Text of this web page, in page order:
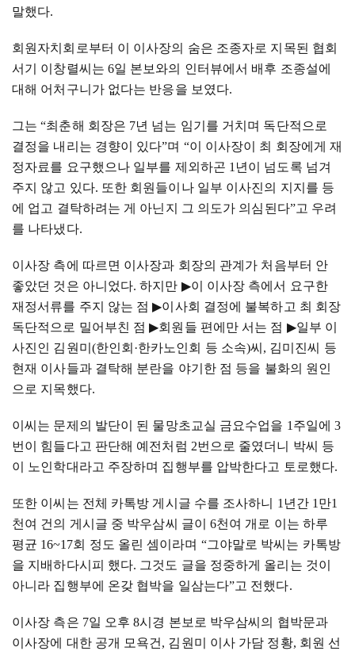
말했다.
회원자치회로부터 이 이사장의 숨은 조종자로 지목된 협회
서기 이창렬씨는 6일 본보와의 인터뷰에서 배후 조종설에
대해 어처구니가 없다는 반응을 보였다.
그는“최춘해 회장은 7년 넘는 임기를 거치며 독단적으로
결정을 내리는 경향이 있다”며 “이 이사장이 최 회장에게 재
정자료를 요구했으나 일부를 제외하곤 1 년이 넘도록 넘겨
주지 않고 있다. 또한 회원들이나 일부 이사진의 지지를 등
에 업고 결탁하려는 게 아닌지 그 의도가 의심된다”고 우려
를 나타냈다.
이사장 측에 따르면 이사장과 회장의 관계가 처음부터 안
좋았던 것은 아니었다.하지만 ▶이 이사장 측에서 요구한
재정서류를 주지 않는 점▶이사회 결정에 불복하고 최 회장
독단적으로 밀어부친 점▶회원들 편에만 서는 점 ▶일부 이
사진인 김원미 (한인회 ·한카노인회 등 소속)씨 , 김미진씨 등
현재 이사들과 결탁해 분란을 야기한 점 등을 불화의 원인
으로 지목했다.
이씨는 문제의 발단이 된 물망초교실 금요수업을 1 주일에3
번이 힘들다고 판단해 예전처럼 2번으로 줄였더니 박씨 등
이 노인학대라고 주장하며 집행부를 압박한다고 토로했다.
또한 이씨는 전체 카톡방 게시글 수를 조사하니 1 년간 1 만1
천여 건의 게시글 중 박우삼씨 글이6천여 개로 이는 하루
평균 16~17회 정도 올린 셈이라며 “그야말로 박씨는 카톡방
을 지배하다시피 했다. 그것도 글을 정중하게 올리는 것이
아니라 집행부에 온갖 협박을 일삼는다”고 전했다.
이사장 측은 7일 오후8시경 본보로 박우삼씨의 협박문과
이사장에 대한 공개 모욕건 , 김원미 이사 가담 정황, 회원 선